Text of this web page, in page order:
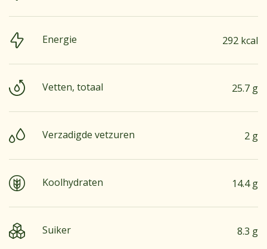
Energie 292 kcal
Vetten, totaal 25.7 g
Verzadigde vetzuren 2 g
Koolhydraten 14.4 g
Suiker 8.3 g